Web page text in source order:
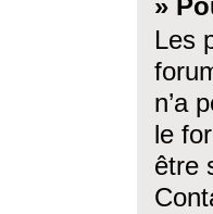
»
Les
n’a
le
être